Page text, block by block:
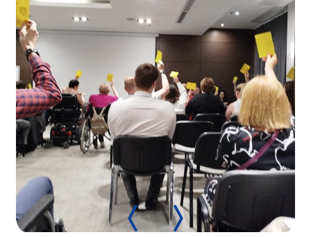
Ленинградская область
г. Москва
Московская область
Мурманская область
Нижегородская область
Новгородская область
Новосибирская область
Омская область
Оренбургская область
Пензенская область
Республика Башкортостан